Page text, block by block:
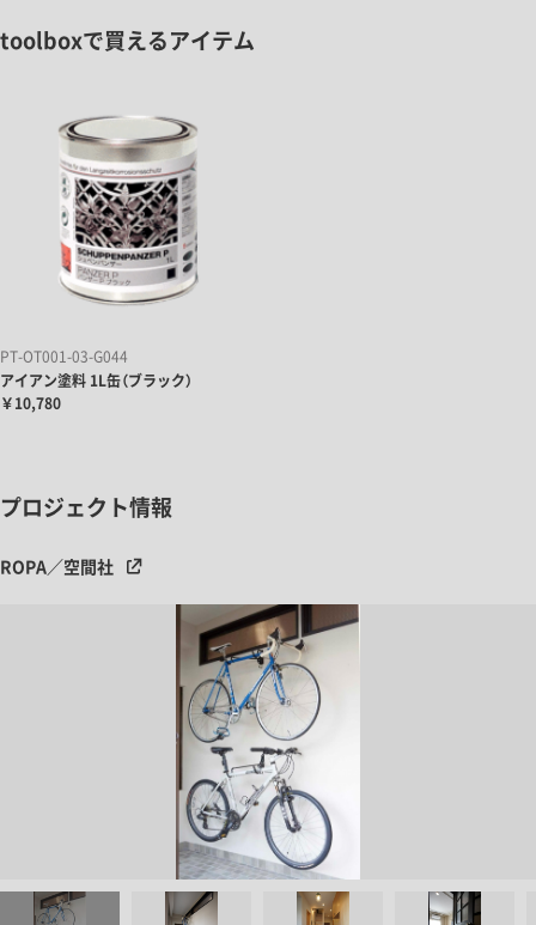
toolboxで買えるアイテム
PT-OT001-03-G044
アイアン塗料 1L缶（ブラック）
￥10,780
プロジェクト情報
ROPA／空間社